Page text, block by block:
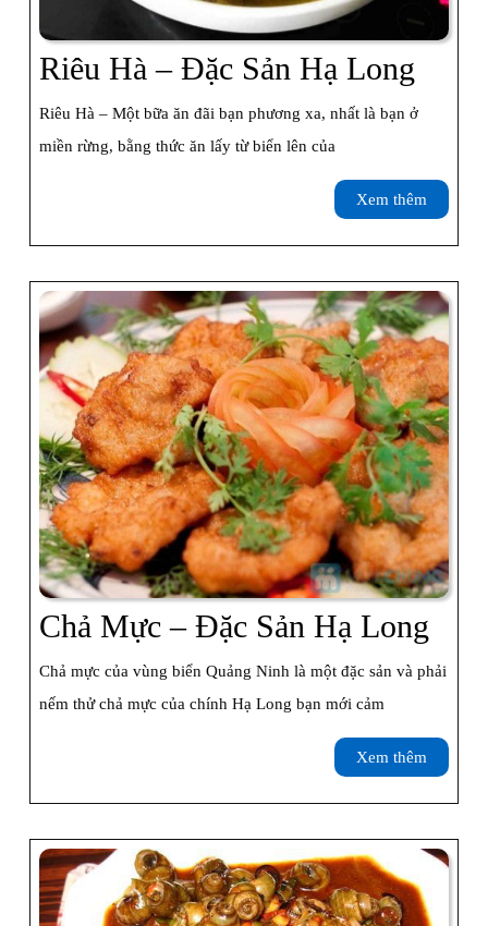
Riêu Hà – Đặc Sản Hạ Long
Hà
Đặc
Sản
Long
Riêu Hà – Một bữa ăn đãi bạn phương xa, nhất là bạn ở
miền rừng, bằng thức ăn lấy từ biển lên của
Xem thêm
thêm
Chả Mực – Đặc Sản Hạ Long
Mực
Đặc
Sản
Chả mực của vùng biển Quảng Ninh là một đặc sản và phải
nếm thử chả mực của chính Hạ Long bạn mới cảm
Xem thêm
thêm